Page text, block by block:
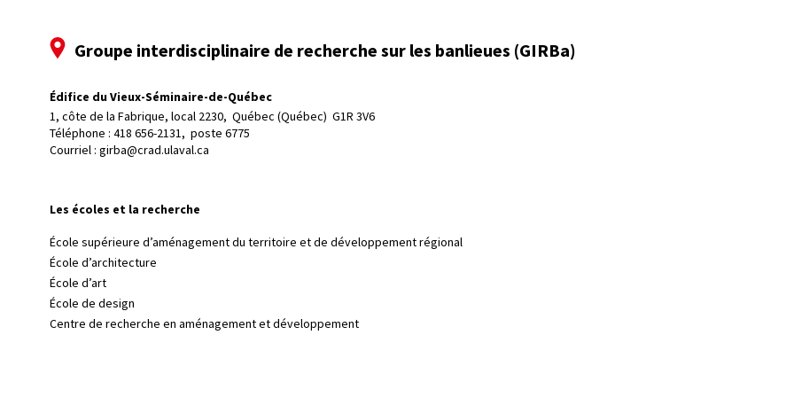
Groupe interdisciplinaire de recherche sur les banlieues (GIRBa)
Édifice du Vieux-Séminaire-de-Québec
1, côte de la Fabrique, local 2230, Québec (Québec)  G1R 3V6
Téléphone : 418 656-2131, poste 6775
Courriel : girba@crad.ulaval.ca
Les écoles et la recherche
École supérieure d’aménagement du territoire et de développement régional
École d’architecture
École d’art
École de design
Centre de recherche en aménagement et développement